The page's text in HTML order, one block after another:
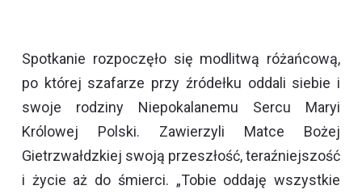
Spotkanie rozpoczęło się modlitwą różańcową,
po której szafarze przy źródełku oddali siebie i
swoje rodziny Niepokalanemu Sercu Maryi
Królowej Polski. Zawierzyli Matce Bożej
Gietrzwałdzkiej swoją przeszłość, teraźniejszość
i życie aż do śmierci. „Tobie oddaję wszystkie